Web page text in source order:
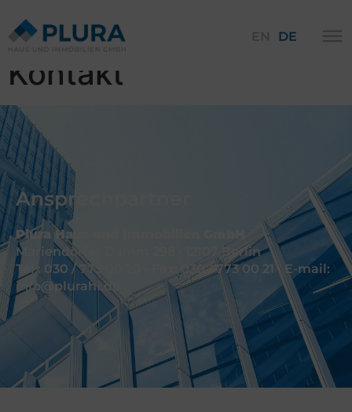
DE
Kontakt
Ansprechpartner
Plura Haus und Immobilien GmbH
Mariendorfer Damm 298 · 12107 Berlin
Tel.: 030 / 773 00 20 · Fax: 030 / 773 00 21 · E-mail:
info@plurahi.de